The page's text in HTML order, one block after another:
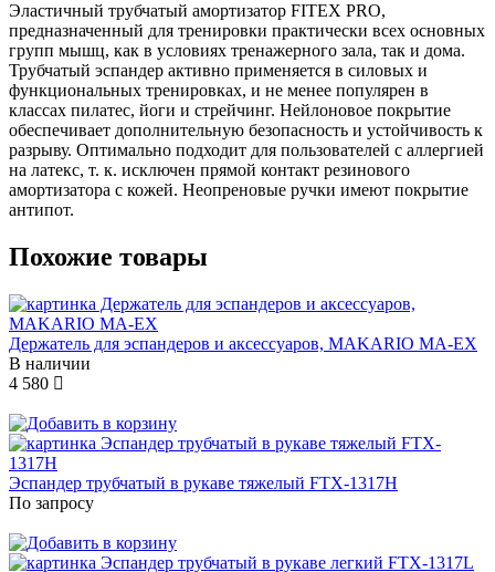
Эластичный трубчатый амортизатор FITEX PRO,
предназначенный для тренировки практически всех основных
групп мышц, как в условиях тренажерного зала, так и дома.
Трубчатый эспандер активно применяется в силовых и
функциональных тренировках, и не менее популярен в
классах пилатес, йоги и стрейчинг. Нейлоновое покрытие
обеспечивает дополнительную безопасность и устойчивость к
разрыву. Оптимально подходит для пользователей с аллергией
на латекс, т. к. исключен прямой контакт резинового
амортизатора с кожей. Неопреновые ручки имеют покрытие
антипот.
Похожие товары
Держатель для эспандеров и аксессуаров, MAKARIO MA-EX
В наличии
4 580
Эспандер трубчатый в рукаве тяжелый FTX-1317H
По запросу